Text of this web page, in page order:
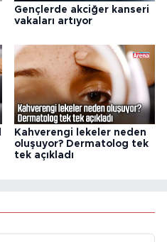
Gençlerde akciğer kanseri
vakaları artıyor
Kahverengi lekeler neden
oluşuyor? Dermatolog tek
tek açıkladı